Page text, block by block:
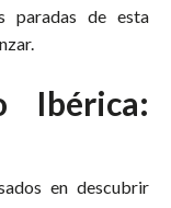
paradas de esta
Ibérica:
en descubrir